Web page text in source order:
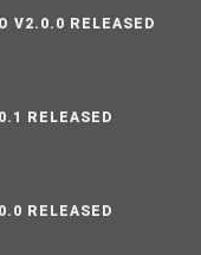
V2.0.0 RELEASED
RELEASED
RELEASED